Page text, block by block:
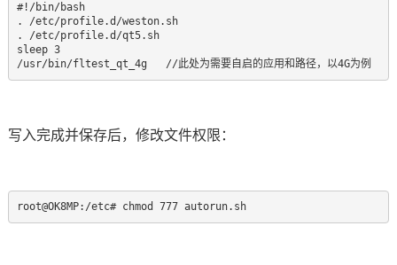
#!/bin/bash
. /etc/profile.d/weston.sh
. /etc/profile.d/qt5.sh
sleep 3
/usr/bin/fltest_qt_4g   //此处为需要自启的应用和路径，以4G为例
写入完成并保存后，修改文件权限：
root@OK8MP:/etc# chmod 777 autorun.sh